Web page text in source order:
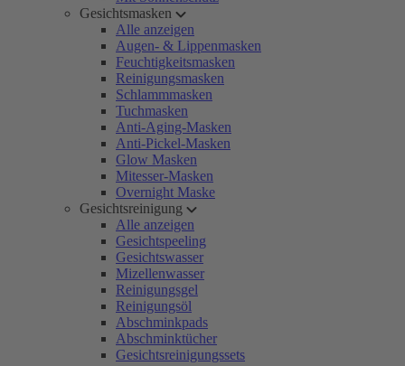
Gesichtsmasken
Alle anzeigen
Augen- & Lippenmasken
Feuchtigkeitsmasken
Reinigungsmasken
Schlammmasken
Tuchmasken
Anti-Aging-Masken
Anti-Pickel-Masken
Glow Masken
Mitesser-Masken
Overnight Maske
Gesichtsreinigung
Alle anzeigen
Gesichtspeeling
Gesichtswasser
Mizellenwasser
Reinigungsgel
Reinigungsöl
Abschminkpads
Abschminktücher
Gesichtsreinigungssets